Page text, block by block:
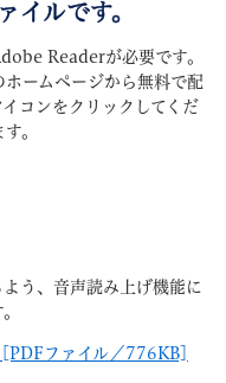
イルです。
Readerが必要です。
ームページから無料で配
コンをクリックしてくだ
。
う、音声読み上げ機能に
ファイル／776KB]